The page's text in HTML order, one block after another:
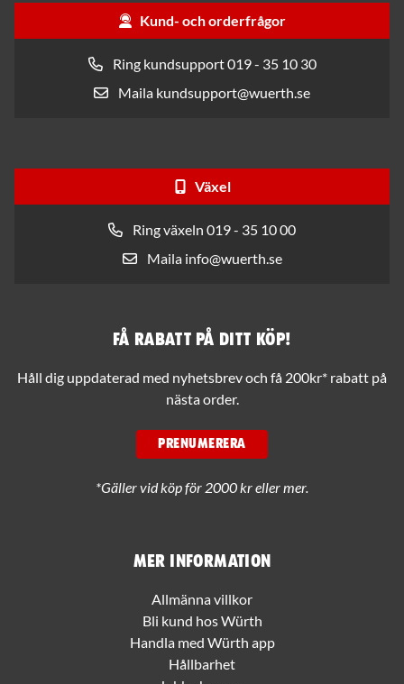
Kund- och orderfrågor
Ring kundsupport 019 - 35 10 30
Maila kundsupport@wuerth.se
Växel
Ring växeln 019 - 35 10 00
Maila info@wuerth.se
Mer information
Allmänna villkor
Bli kund hos Würth
Handla med Würth app
Hållbarhet
Få rabatt på ditt köp!
Håll dig uppdaterad med nyhetsbrev och få 200kr* rabatt på
nästa order.
PRENUMERERA
*Gäller vid köp för 2000 kr eller mer.